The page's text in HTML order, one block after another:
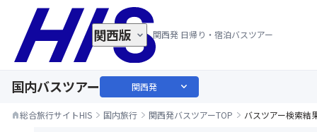
関西発 日帰り・宿泊バスツアー
関西版
国内バスツアー 関西発 expand_more
home総合旅行サイトHIS 国内旅行 関西発バスツアーTOP バスツアー検索結